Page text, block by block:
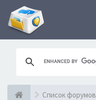
Список форумов